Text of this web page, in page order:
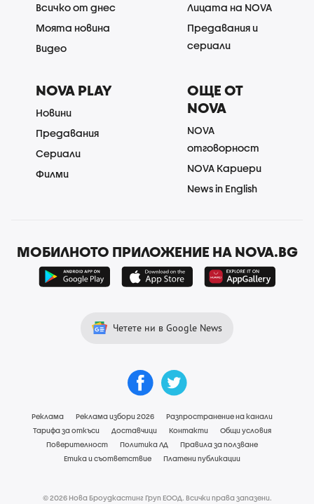
Всичко от днес
Моята новина
Видео
Лицата на NOVA
Предавания и
сериали
NOVA PLAY
Новини
Предавания
Сериали
Филми
ОЩЕ ОТ
NOVA
NOVA
отговорност
NOVA Кариери
News in English
МОБИЛНОТО ПРИЛОЖЕНИЕ НА NOVA.BG
Четете ни в Google News
Реклама Реклама избори 2026
Разпространение на канали
Тарифа за откъси
Доставчици Контакти
Общи условия
Поверителност
Политика ЛД
Правила за ползване
Етика и съответствие
Платени публикации
© 2026 Нова Броудкастинг Груп ЕООД. Всички права запазени.